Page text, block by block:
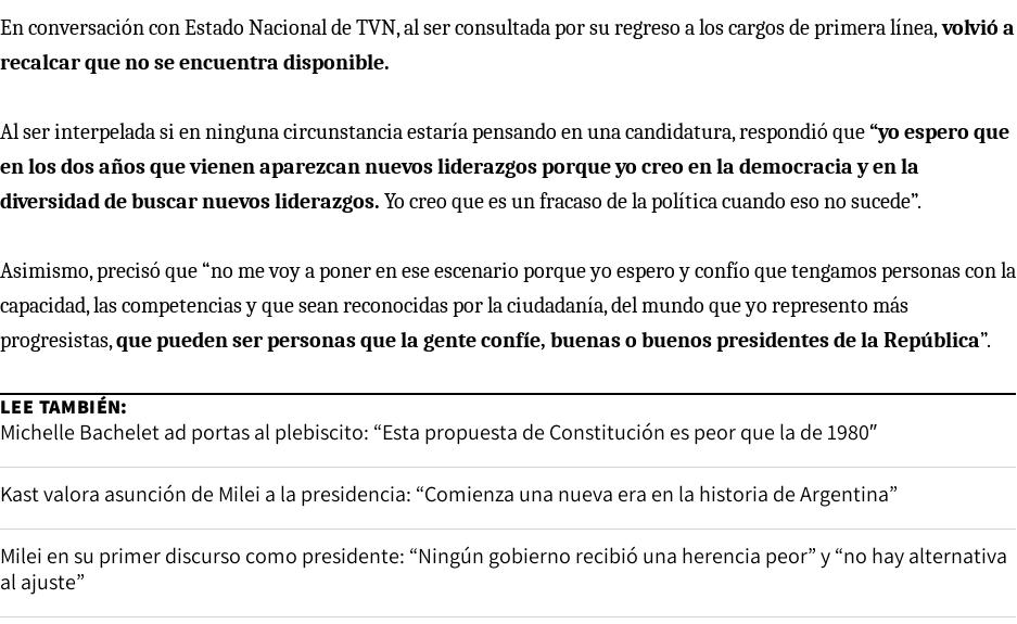
En conversación con Estado Nacional de TVN, al ser consultada por su regreso a los cargos de primera línea,volvió a
recalcar que no se encuentra disponible.
Al ser interpelada si en ninguna circunstancia estaría pensando en una candidatura, respondió que“yo espero que
en los dos años que vienen aparezcan nuevos liderazgos porque yo creo en la democracia y en la
diversidad de buscar nuevos liderazgos. Yo creo que es un fracaso de la política cuando eso no sucede”.
Asimismo, precisó que “no me voy a poner en ese escenario porque yo espero y confío que tengamos personas con la
capacidad, las competencias y que sean reconocidas por la ciudadanía, del mundo que yo represento más
progresistas,que pueden ser personas que la gente confíe, buenas o buenos presidentes de la República”.
LEE TAMBIÉN:
Michelle Bachelet ad portas al plebiscito: “Esta propuesta de Constitución es peor que la de 1980″
Kast valora asunción de Milei a la presidencia: “Comienza una nueva era en la historia de Argentina”
Milei en su primer discurso como presidente: “Ningún gobierno recibió una herencia peor” y “no hay alternativa
al ajuste”